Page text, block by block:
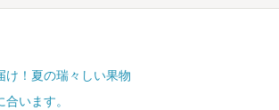
け！夏の瑞々しい果物
います。